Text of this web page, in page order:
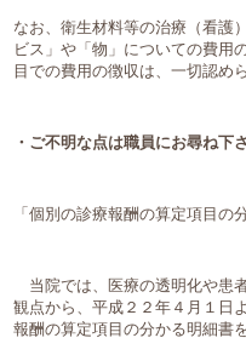
なお、衛生材料等の治療（看護
ビス」や「物」についての費用
目での費用の徴収は、一切認め
・ご不明な点は職員にお尋ね下さ
「個別の診療報酬の算定項目の
当院では、医療の透明化や患
観点から、平成２２年４月１日
報酬の算定項目の分かる明細書